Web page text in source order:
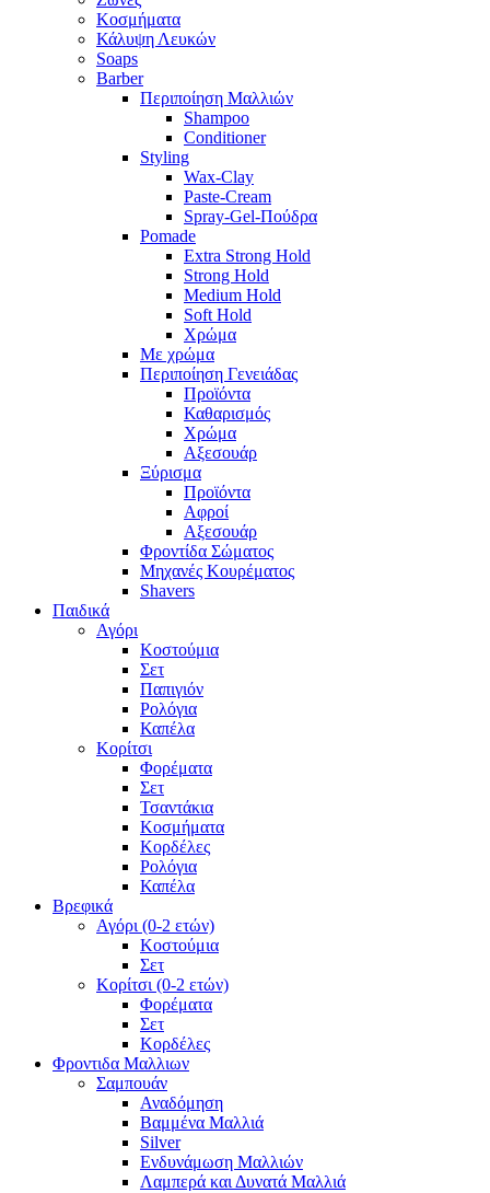
Κοσμήματα
Κάλυψη Λευκών
Soaps
Barber
Περιποίηση Μαλλιών
Shampoo
Conditioner
Styling
Wax-Clay
Paste-Cream
Spray-Gel-Πούδρα
Pomade
Extra Strong Hold
Strong Hold
Medium Hold
Soft Hold
Χρώμα
Με χρώμα
Περιποίηση Γενειάδας
Προϊόντα
Καθαρισμός
Χρώμα
Αξεσουάρ
Ξύρισμα
Προϊόντα
Αφροί
Αξεσουάρ
Φροντίδα Σώματος
Μηχανές Κουρέματος
Shavers
Παιδικά
Αγόρι
Κοστούμια
Σετ
Παπιγιόν
Ρολόγια
Καπέλα
Κορίτσι
Φορέματα
Σετ
Τσαντάκια
Κοσμήματα
Κορδέλες
Ρολόγια
Καπέλα
Βρεφικά
Αγόρι (0-2 ετών)
Κοστούμια
Σετ
Κορίτσι (0-2 ετών)
Φορέματα
Σετ
Κορδέλες
Φροντιδα Μαλλιων
Σαμπουάν
Αναδόμηση
Βαμμένα Μαλλιά
Silver
Ενδυνάμωση Μαλλιών
Λαμπερά και Δυνατά Μαλλιά